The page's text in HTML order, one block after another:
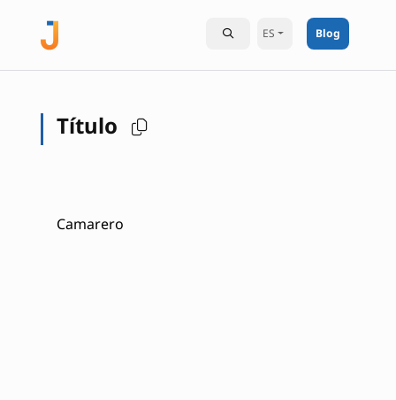
ES Blog
Título
Camarero